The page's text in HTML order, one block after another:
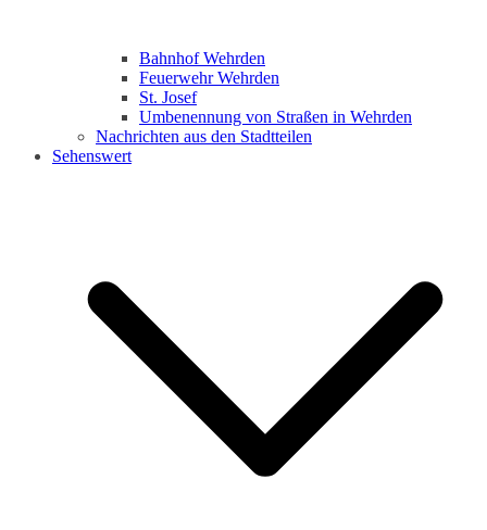
Bahnhof Wehrden
Feuerwehr Wehrden
St. Josef
Umbenennung von Straßen in Wehrden
Nachrichten aus den Stadtteilen
Sehenswert